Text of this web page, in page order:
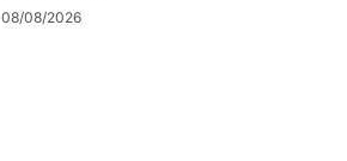
08/08/2026